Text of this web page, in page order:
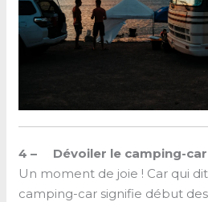
4 – Dévoiler le camping-car
Un moment de joie ! Car qui
camping-car signifie début